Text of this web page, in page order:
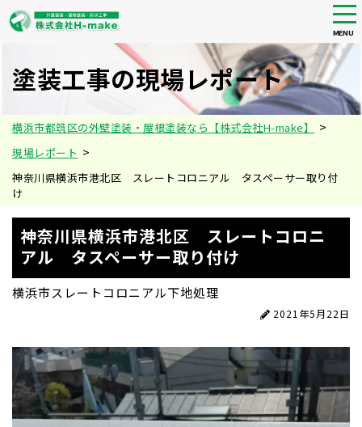
main
MENU
塗装工事の現場レポート
横浜市都筑区の外壁塗装・屋根塗装なら【株式会社H-make】 >
現場レポート >
神奈川県横浜市港北区 スレートコロニアル タスペーサー取り付
け
神奈川県横浜市港北区 スレートコロニ
アル タスペーサー取り付け
横浜市スレートコロニアル下地処理
2021年5月22日